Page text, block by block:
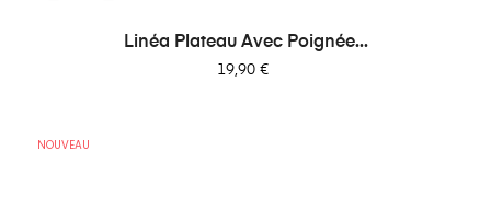
Linéa Plateau Avec Poignée...
Prix
19,90 €
NOUVEAU